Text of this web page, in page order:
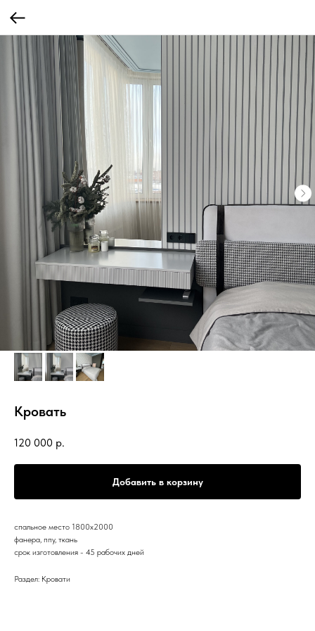
Кровать
120 000 р.
Добавить в корзину
спальное место 1800х2000
фанера, ппу, ткань
срок изготовления - 45 рабочих дней
Раздел: Кровати